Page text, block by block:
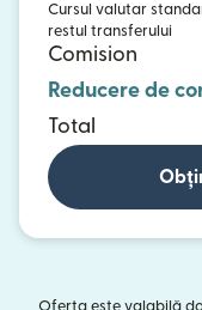
Cursul valutar
restul transferului
Comision
Reducere de
Total
Oferta este valabilă